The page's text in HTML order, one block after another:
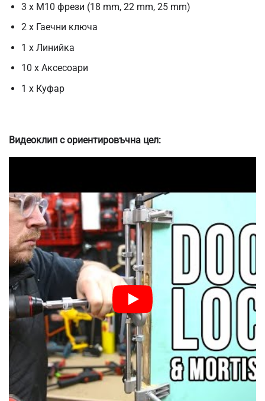
3 x M10 фрези (18 mm, 22 mm, 25 mm)
2 х Гаечни ключа
1 х Линийка
10 x Аксесоари
1 х Куфар
Видеоклип с ориентировъчна цел: